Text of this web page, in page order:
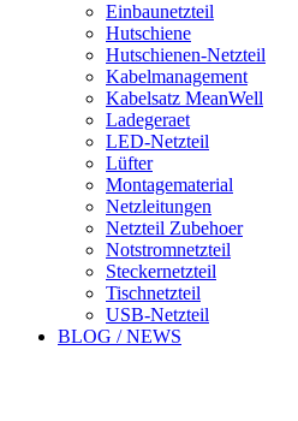
Einbaunetzteil
Hutschiene
Hutschienen-Netzteil
Kabelmanagement
Kabelsatz MeanWell
Ladegeraet
LED-Netzteil
Lüfter
Montagematerial
Netzleitungen
Netzteil Zubehoer
Notstromnetzteil
Steckernetzteil
Tischnetzteil
USB-Netzteil
BLOG / NEWS